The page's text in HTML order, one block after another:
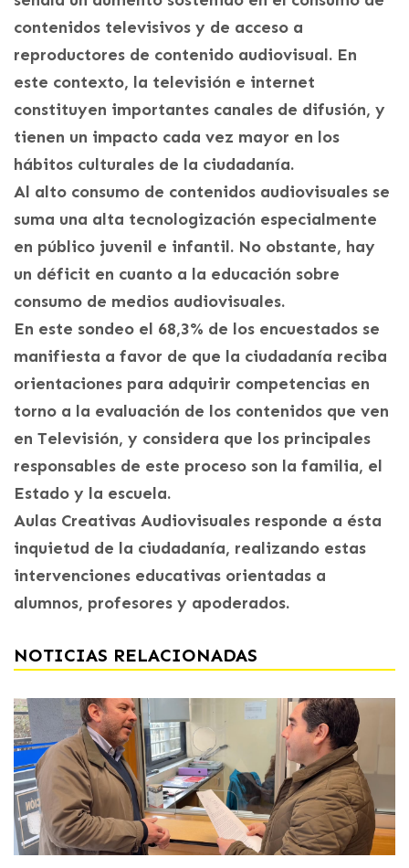
contenidos televisivos y de acceso a
reproductores de contenido audiovisual. En
este contexto, la televisión e internet
constituyen importantes canales de difusión, y
tienen un impacto cada vez mayor en los
hábitos culturales de la ciudadanía.
Al alto consumo de contenidos audiovisuales se
suma una alta tecnologización especialmente
en público juvenil e infantil. No obstante, hay
un déficit en cuanto a la educación sobre
consumo de medios audiovisuales.
En este sondeo el 68,3% de los encuestados se
manifiesta a favor de que la ciudadanía reciba
orientaciones para adquirir competencias en
torno a la evaluación de los contenidos que ven
en Televisión, y considera que los principales
responsables de este proceso son la familia, el
Estado y la escuela.
Aulas Creativas Audiovisuales responde a ésta
inquietud de la ciudadanía, realizando estas
intervenciones educativas orientadas a
alumnos, profesores y apoderados.
NOTICIAS RELACIONADAS